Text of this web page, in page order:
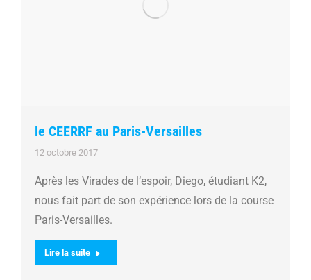
le CEERRF au Paris-Versailles
12 octobre 2017
Après les Virades de l’espoir, Diego, étudiant K2,
nous fait part de son expérience lors de la course
Paris-Versailles.
Lire la suite